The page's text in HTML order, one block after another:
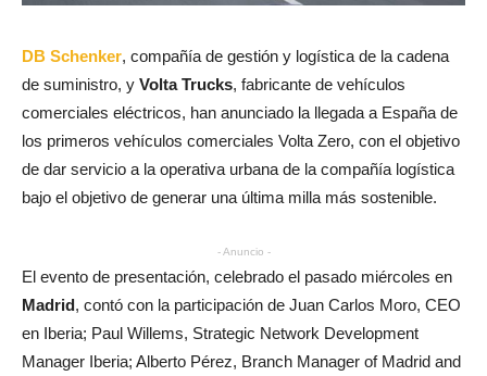
DB Schenker, compañía de gestión y logística de la cadena
de suministro, y Volta Trucks, fabricante de vehículos
comerciales eléctricos, han anunciado la llegada a España de
los primeros vehículos comerciales Volta Zero, con el objetivo
de dar servicio a la operativa urbana de la compañía logística
bajo el objetivo de generar una última milla más sostenible.
- Anuncio -
El evento de presentación, celebrado el pasado miércoles en
Madrid, contó con la participación de Juan Carlos Moro, CEO
en Iberia; Paul Willems, Strategic Network Development
Manager Iberia; Alberto Pérez, Branch Manager of Madrid and